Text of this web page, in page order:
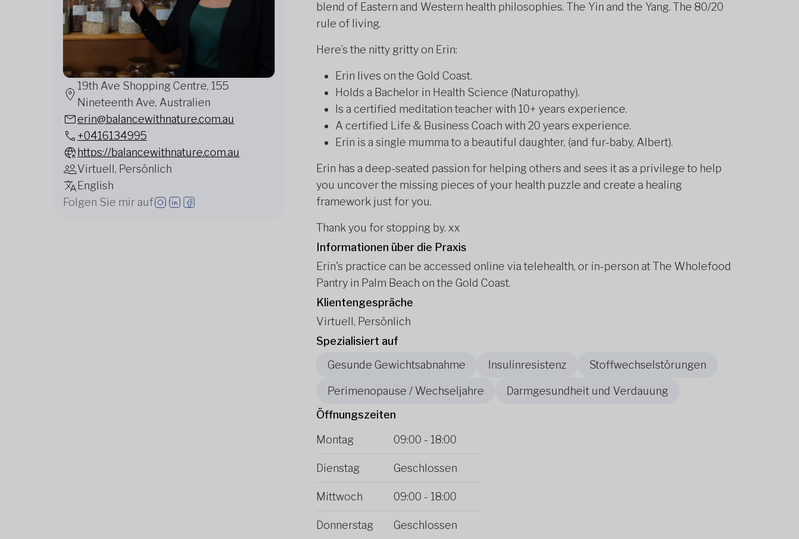
19th Ave Shopping Centre, 155
Nineteenth Ave, Australien
erin@balancewithnature.com.au
+0416134995
https://balancewithnature.com.au
Virtuell, Persönlich
English
Folgen Sie mir auf
blend of Eastern and Western health philosophies. The Yin and the Yang. The 80/20
rule of living.
Here’s the nitty gritty on Erin:
Erin lives on the Gold Coast.
Holds a Bachelor in Health Science (Naturopathy).
Is a certified meditation teacher with 10+ years experience.
A certified Life & Business Coach with 20 years experience.
Erin is a single mumma to a beautiful daughter, (and fur-baby, Albert).
Erin has a deep-seated passion for helping others and sees it as a privilege to help
you uncover the missing pieces of your health puzzle and create a healing
framework just for you.
Thank you for stopping by. xx
Informationen über die Praxis
Erin's practice can be accessed online via telehealth, or in-person at The Wholefood
Pantry in Palm Beach on the Gold Coast.
Klientengespräche
Virtuell, Persönlich
Spezialisiert auf
Gesunde Gewichtsabnahme
Insulinresistenz Stoffwechselstörungen
Perimenopause / Wechseljahre
Darmgesundheit und Verdauung
Öffnungszeiten
Montag
09:00 - 18:00
Dienstag Geschlossen
Mittwoch 09:00 - 18:00
Donnerstag Geschlossen